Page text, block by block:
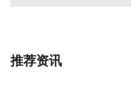
推荐资讯